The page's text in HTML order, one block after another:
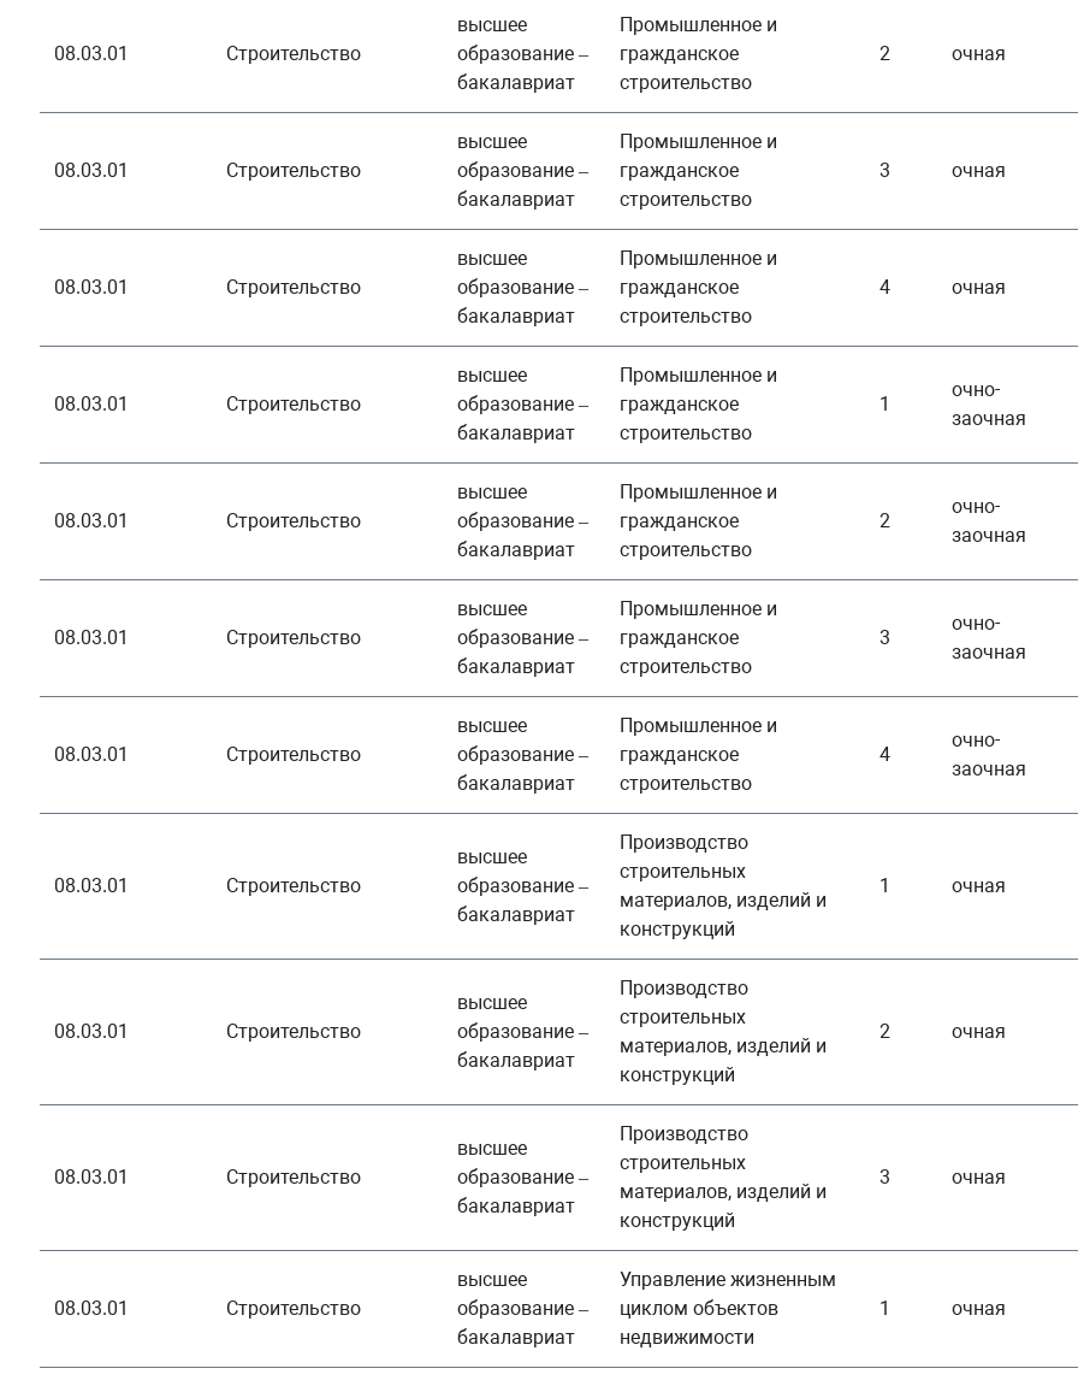
08.03.01 Строительство
высшее
образование –
бакалавриат
Промышленное и
гражданское
строительство
2 очная
08.03.01 Строительство
высшее
образование –
бакалавриат
Промышленное и
гражданское
строительство
3 очная
08.03.01 Строительство
высшее
образование –
бакалавриат
Промышленное и
гражданское
строительство
4 очная
08.03.01 Строительство
высшее
образование –
бакалавриат
Промышленное и
гражданское
строительство
1
очно-
заочная
08.03.01 Строительство
высшее
образование –
бакалавриат
Промышленное и
гражданское
строительство
2
очно-
заочная
08.03.01 Строительство
высшее
образование –
бакалавриат
Промышленное и
гражданское
строительство
3
очно-
заочная
08.03.01 Строительство
высшее
образование –
бакалавриат
Промышленное и
гражданское
строительство
4
очно-
заочная
08.03.01 Строительство
высшее
образование –
бакалавриат
Производство
строительных
материалов, изделий и
конструкций
1 очная
08.03.01 Строительство
высшее
образование –
бакалавриат
Производство
строительных
материалов, изделий и
конструкций
2 очная
08.03.01 Строительство
высшее
образование –
бакалавриат
Производство
строительных
материалов, изделий и
конструкций
3 очная
08.03.01 Строительство
высшее
образование –
бакалавриат
Управление жизненным
циклом объектов
недвижимости
1 очная